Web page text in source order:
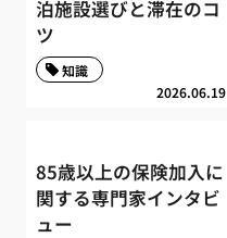
泊施設選びと滞在のコ
ツ
2026.06.19
知識
85歳以上の保険加入に
関する専門家インタビ
ュー